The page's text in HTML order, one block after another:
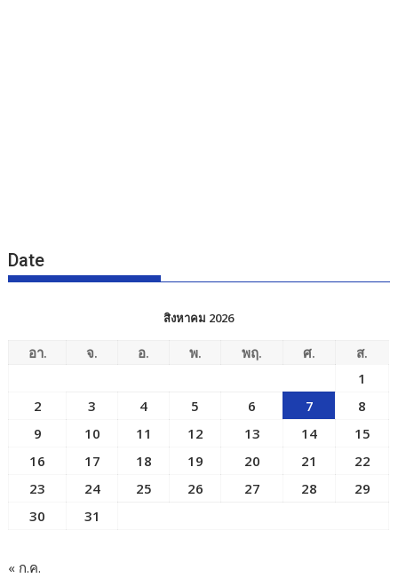
Date
สิงหาคม 2026
อา. จ. อ. พ. พฤ. ศ.
ส.
1
2
3 4 5 6 7
8
9
10 11 12 13 14
15
16
17 18 19 20 21
22
23
24 25 26 27 28
29
30
31
« ก.ค.